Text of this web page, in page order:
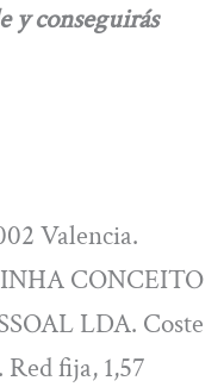
y conseguirás
Valencia.
CONCEITO
LDA. Coste
fija, 1,57